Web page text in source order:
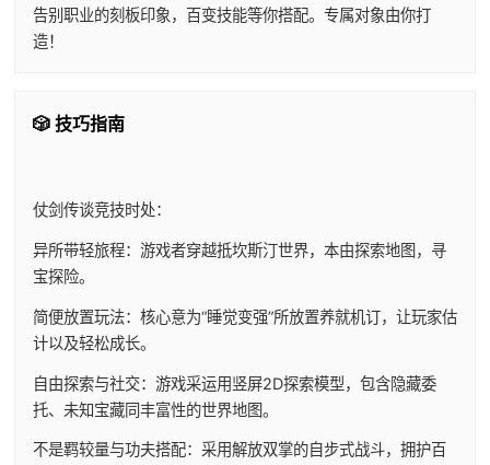
告别职业的刻板印象，百变技能等你搭配。专属对象由你打
造！
🎲 技巧指南
仗剑传谈竞技时处：
异所带轻旅程：游戏者穿越抵坎斯汀世界，本由探索地图，寻
宝探险。
简便放置玩法：核心意为“睡觉变强”所放置养就机订，让玩家估
计以及轻松成长。
自由探索与社交：游戏采运用竖屏2D探索模型，包含隐藏委
托、未知宝藏同丰富性的世界地图。
不是羁较量与功夫搭配：采用解放双掌的自步式战斗，拥护百